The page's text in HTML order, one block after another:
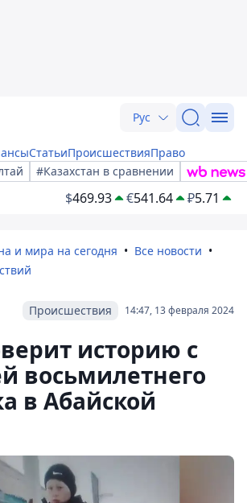
Рус
СтатьиПроисшествияПраво
#Казахстан в сравнении
$469.93 €541.64 ₽5.71
и мира на сегодня
Все новости
14:47, 13 февраля 2024
Происшествия
историю с
восьмилетнего
в Абайской